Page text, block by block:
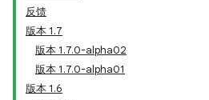
反馈
版本 1.7
版本 1.7.0-alpha02
版本 1.7.0-alpha01
版本 1.6